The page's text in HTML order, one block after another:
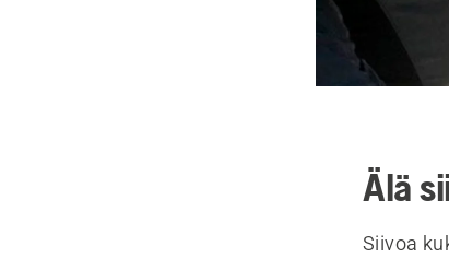
Älä
Siivoa